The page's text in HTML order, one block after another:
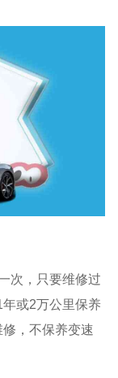
次，只要维修过
或2万公里保养
，不保养变速